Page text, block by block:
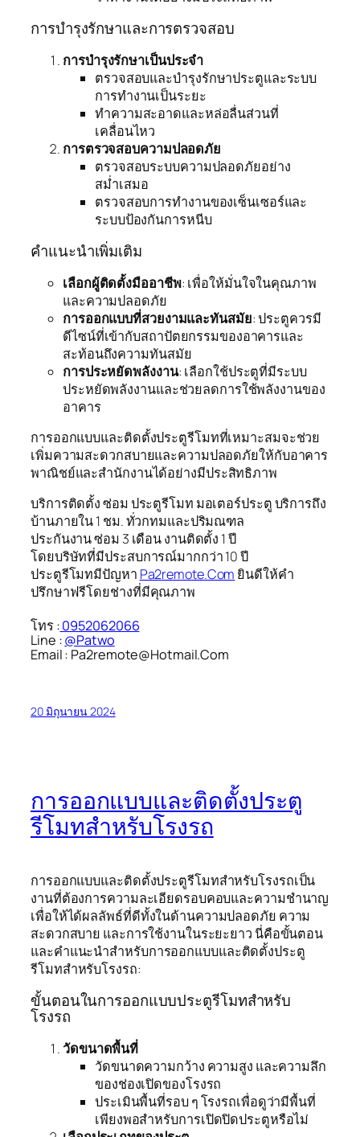
การบำรุงรักษาและการตรวจสอบ
การบำรุงรักษาเป็นประจำ
ตรวจสอบและบำรุงรักษาประตูและระบบ
การทำงานเป็นระยะ
ทำความสะอาดและหล่อลื่นส่วนที่
เคลื่อนไหว
การตรวจสอบความปลอดภัย
ตรวจสอบระบบความปลอดภัยอย่าง
สม่ำเสมอ
ตรวจสอบการทำงานของเซ็นเซอร์และ
ระบบป้องกันการหนีบ
คำแนะนำเพิ่มเติม
เลือกผู้ติดตั้งมืออาชีพ: เพื่อให้มั่นใจในคุณภาพ
และความปลอดภัย
การออกแบบที่สวยงามและทันสมัย: ประตูควรมี
ดีไซน์ที่เข้ากับสถาปัตยกรรมของอาคารและ
สะท้อนถึงความทันสมัย
การประหยัดพลังงาน: เลือกใช้ประตูที่มีระบบ
ประหยัดพลังงานและช่วยลดการใช้พลังงานของ
อาคาร
การออกแบบและติดตั้งประตูรีโมทที่เหมาะสมจะช่วย
เพิ่มความสะดวกสบายและความปลอดภัยให้กับอาคาร
พาณิชย์และสำนักงานได้อย่างมีประสิทธิภาพ
บริการติดตั้ง ซ่อม ประตูรีโมท มอเตอร์ประตู บริการถึง
บ้านภายใน 1 ชม. ทั่วกทมและปริมณฑล
ประกันงาน ซ่อม 3 เดือน งานติดตั้ง 1 ปี
โดยบริษัทที่มีประสบการณ์มากกว่า 10 ปี
ประตูรีโมทมีปัญหา Pa2remote.Com ยินดีให้คำ
ปรึกษาฟรีโดยช่างที่มีคุณภาพ
โทร :0952062066
Line :@Patwo
Email : Pa2remote@Hotmail.Com
20 มิถุนายน 2024
การออกแบบและติดตั้งประตู
รีโมทสำหรับโรงรถ
การออกแบบและติดตั้งประตูรีโมทสำหรับโรงรถเป็น
งานที่ต้องการความละเอียดรอบคอบและความชำนาญ
เพื่อให้ได้ผลลัพธ์ที่ดีทั้งในด้านความปลอดภัย ความ
สะดวกสบาย และการใช้งานในระยะยาว นี่คือขั้นตอน
และคำแนะนำสำหรับการออกแบบและติดตั้งประตู
รีโมทสำหรับโรงรถ:
ขั้นตอนในการออกแบบประตูรีโมทสำหรับ
โรงรถ
วัดขนาดพื้นที่
วัดขนาดความกว้าง ความสูง และความลึก
ของช่องเปิดของโรงรถ
ประเมินพื้นที่รอบ ๆ โรงรถเพื่อดูว่ามีพื้นที่
เพียงพอสำหรับการเปิดปิดประตูหรือไม่